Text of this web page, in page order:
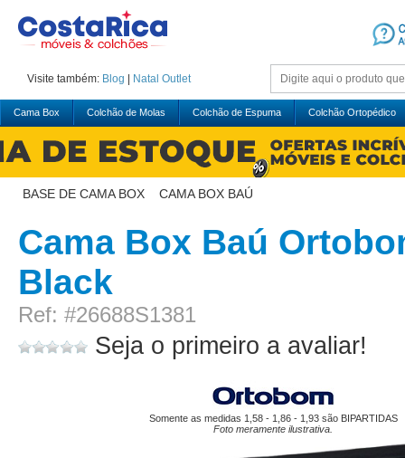
Visite também: Blog Natal Outlet
Cama Box Colchão de Molas Colchão de Espuma Colchão Ortopédico
BASE DE CAMA BOX CAMA BOX BAÚ
Cama Box Baú
Black
Ref: #26688S1381
Seja o primeiro a avaliar!
Somente as medidas 1,58 - 1,86 - 1,93 são BIPARTIDAS
Foto meramente ilustrativa.